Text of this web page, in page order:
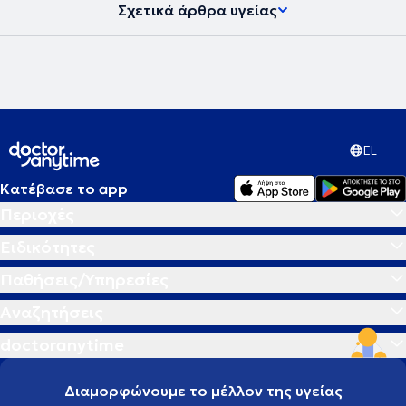
Σχετικά άρθρα υγείας
EL
Κατέβασε το app
Διαμορφώνουμε το μέλλον της υγείας